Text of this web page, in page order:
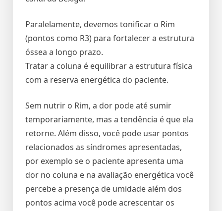
Paralelamente, devemos tonificar o Rim
(pontos como R3) para fortalecer a estrutura
óssea a longo prazo.
Tratar a coluna é equilibrar a estrutura física
com a reserva energética do paciente.
Sem nutrir o Rim, a dor pode até sumir
temporariamente, mas a tendência é que ela
retorne. Além disso, você pode usar pontos
relacionados as síndromes apresentadas,
por exemplo se o paciente apresenta uma
dor no coluna e na avaliação energética você
percebe a presença de umidade além dos
pontos acima você pode acrescentar os